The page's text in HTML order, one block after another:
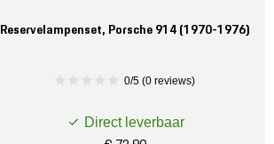
Reservelampenset, Porsche 914 (1970-1976)
0/5 (0 reviews)
Direct leverbaar